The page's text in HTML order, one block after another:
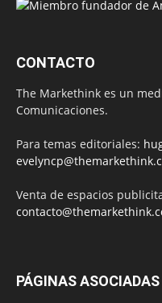
CONTACTO
The Markethink es un
Comunicaciones.
Para temas editoriales:
Venta de espacios
PÁGINAS ASOCIADAS